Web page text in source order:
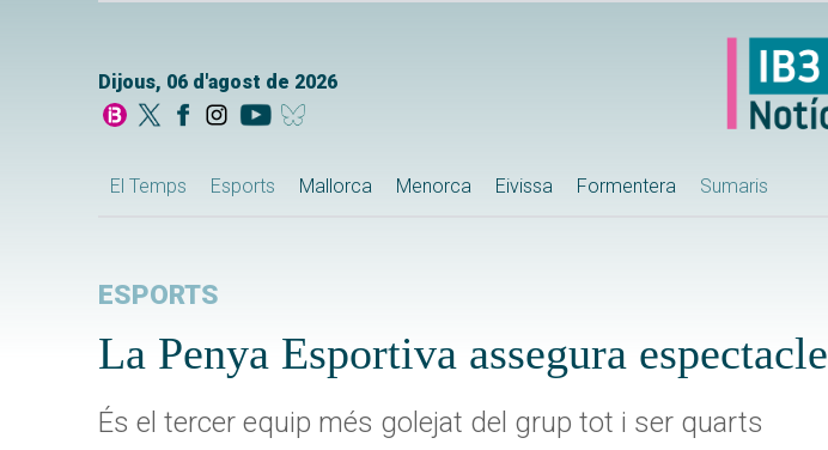
Dijous, 06 d'agost de 2026
El Temps Esports Mallorca Menorca Eivissa Formentera Sumaris
ESPORTS
La Penya Esportiva assegura espectacle
És el tercer equip més golejat del grup tot i ser quarts